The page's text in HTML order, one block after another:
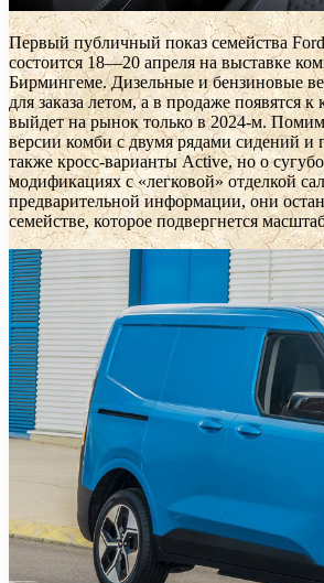
Первый публичный показ семейства
состоится 18—20 апреля на выставке
Бирмингеме. Дизельные и бензиновые
для заказа летом, а в продаже появятся
выйдет на рынок только в 2024-м.
версии комби с двумя рядами сидений и
также кросс-варианты Active, но о
модификациях с «легковой» отделкой
предварительной информации, они
семействе, которое подвергнется